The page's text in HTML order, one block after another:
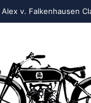
v. Falkenhausen